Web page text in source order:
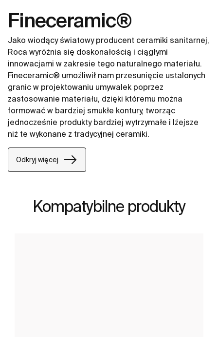
Fineceramic®
Jako wiodący światowy producent ceramiki sanitarnej,
Roca wyróżnia się doskonałością i ciągłymi
innowacjami w zakresie tego naturalnego materiału.
Fineceramic® umożliwił nam przesunięcie ustalonych
granic w projektowaniu umywalek poprzez
zastosowanie materiału, dzięki któremu można
formować w bardziej smukłe kontury, tworząc
jednocześnie produkty bardziej wytrzymałe i lżejsze
niż te wykonane z tradycyjnej ceramiki.
Odkryj więcej
Kompatybilne produkty